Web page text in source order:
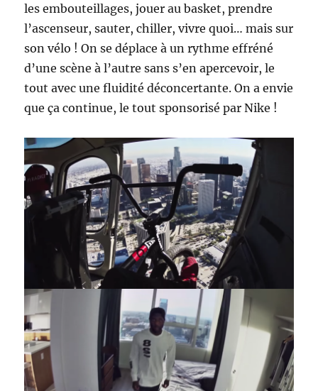
les embouteillages, jouer au basket, prendre
l’ascenseur, sauter, chiller, vivre quoi… mais sur
son vélo ! On se déplace à un rythme effréné
d’une scène à l’autre sans s’en apercevoir, le
tout avec une fluidité déconcertante. On a envie
que ça continue, le tout sponsorisé par Nike !